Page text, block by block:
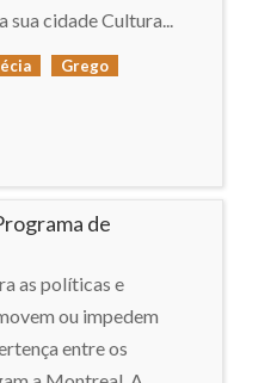
sua cidade Cultura...
Grego
de
as políticas e
ou impedem
entre os